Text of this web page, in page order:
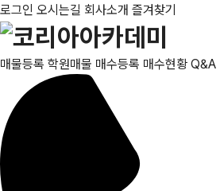
로그인 오시는길 회사소개 즐겨찾기
매물등록 학원매물 매수등록 매수현황 Q&A